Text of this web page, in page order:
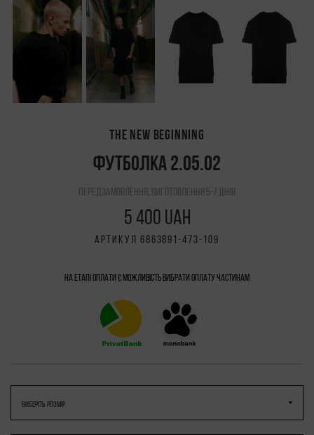
THE NEW BEGINNING
ФУТБОЛКА 2.05.02
передзамовлення, виготовлення 5-7 днів
5 400 UAH
АРТИКУЛ 6863891-473-109
На етапі оплати є можливість вибрати Оплату частинам